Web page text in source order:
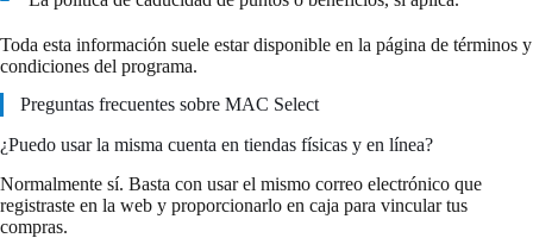
Toda esta información suele estar disponible en la página de términos y
condiciones del programa.
Preguntas frecuentes sobre MAC Select
¿Puedo usar la misma cuenta en tiendas físicas y en línea?
Normalmente sí. Basta con usar el mismo correo electrónico que
registraste en la web y proporcionarlo en caja para vincular tus
compras.